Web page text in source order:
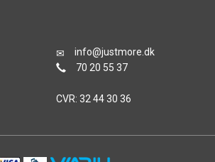
info@justmore.dk
70 20 55 37
CVR: 32 44 30 36